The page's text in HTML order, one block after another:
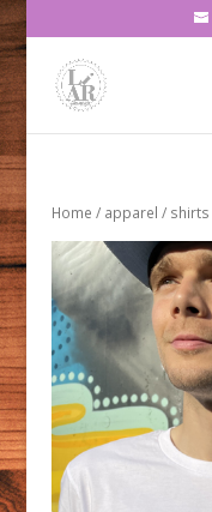
Home / apparel / shirts